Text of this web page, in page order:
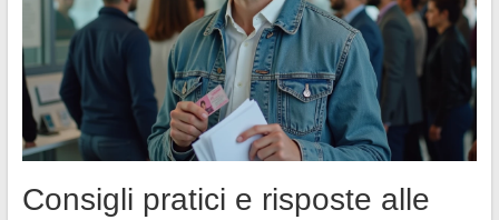
Consigli pratici e risposte alle